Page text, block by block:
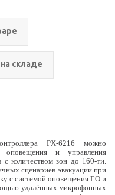
складе
PX-6216 можно
оповещения и управления
количеством зон до 160-ти.
сценариев эвакуации при
с системой оповещения ГО и
удалённых микрофонных